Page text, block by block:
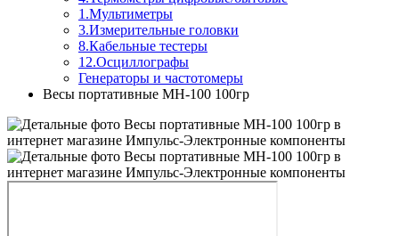
1.Мультиметры
3.Измерительные головки
8.Кабельные тестеры
12.Осциллографы
Генераторы и частотомеры
Весы портативные MH-100 100гр